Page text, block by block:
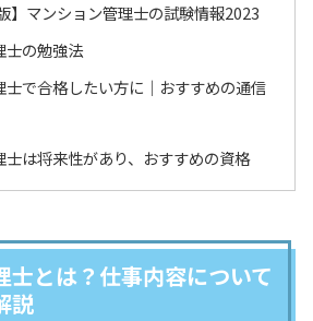
】マンション管理士の試験情報2023
士の勉強法
士で合格したい方に｜おすすめの通信
士は将来性があり、おすすめの資格
士とは？仕事内容について
説